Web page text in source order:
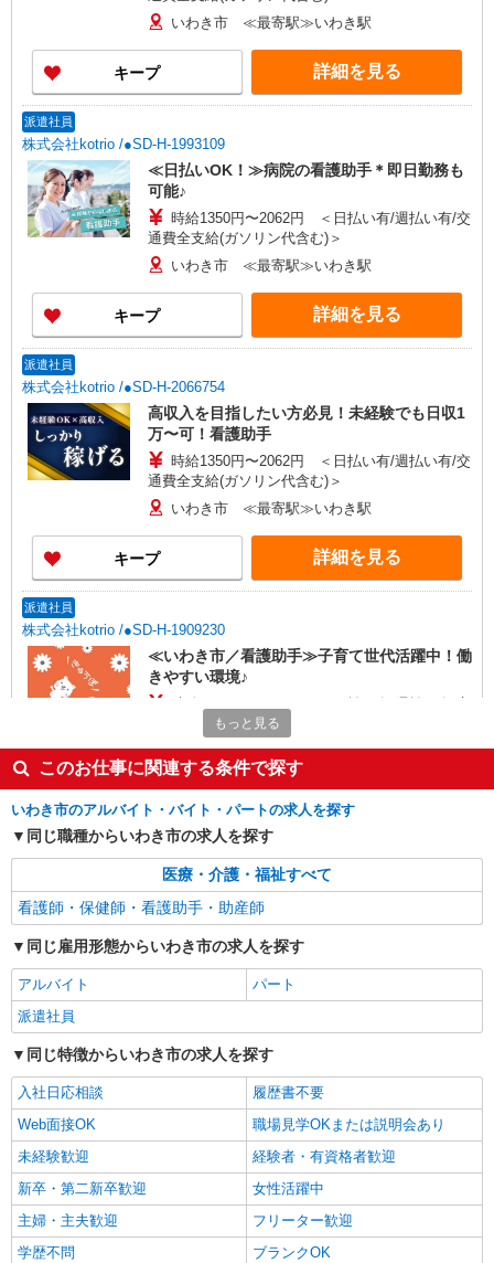
いわき市 ≪最寄駅≫いわき駅
キープ 詳細を見る
派遣社員
株式会社kotrio /●SD-H-1993109
≪日払いOK！≫病院の看護助手＊即日勤務も
可能♪
時給1350円〜2062円 ＜日払い有/週払い有/交
通費全支給(ガソリン代含む)＞
いわき市 ≪最寄駅≫いわき駅
キープ 詳細を見る
派遣社員
株式会社kotrio /●SD-H-2066754
高収入を目指したい方必見！未経験でも日収1
万〜可！看護助手
時給1350円〜2062円 ＜日払い有/週払い有/交
通費全支給(ガソリン代含む)＞
いわき市 ≪最寄駅≫いわき駅
キープ 詳細を見る
派遣社員
株式会社kotrio /●SD-H-1909230
≪いわき市／看護助手≫子育て世代活躍中！働
きやすい環境♪
通費全支給(ガソリン代含む)＞
いわき市 ≪最寄駅≫いわき駅
キープ 詳細を見る
株式会社kotrio /●SD-H-1993549
いわき市｜家庭と両立できる＊デイサービス看
護師【夜勤なし】
時給2000円〜2500円 ＜日払い有/週払い有/交
通費全支給(ガソリン代含む)＞
いわき市 ≪最寄駅≫いわき駅
キープ
派遣社員
株式会社kotrio /●SD-H-1812784
いわき市★病院でお掃除/食事の配膳など♪★激
時給1450円〜2062円 ＜日払い有/週払い有/交
通費全支給(ガソリン代含む)＞
いわき市 ≪最寄駅≫いわき駅
もっと見る
このお仕事に関連する条件で探す
いわき市のアルバイト・バイト・パートの求人を探す
同じ職種からいわき市の求人を探す
医療・介護・福祉すべて
看護師・保健師・看護助手・助産師
同じ雇用形態からいわき市の求人を探す
アルバイト
パート
派遣社員
同じ特徴からいわき市の求人を探す
入社日応相談
履歴書不要
Web面接OK
職場見学OKまたは説明会あり
未経験歓迎
経験者・有資格者歓迎
新卒・第二新卒歓迎
女性活躍中
主婦・主夫歓迎
フリーター歓迎
学歴不問
ブランクOK